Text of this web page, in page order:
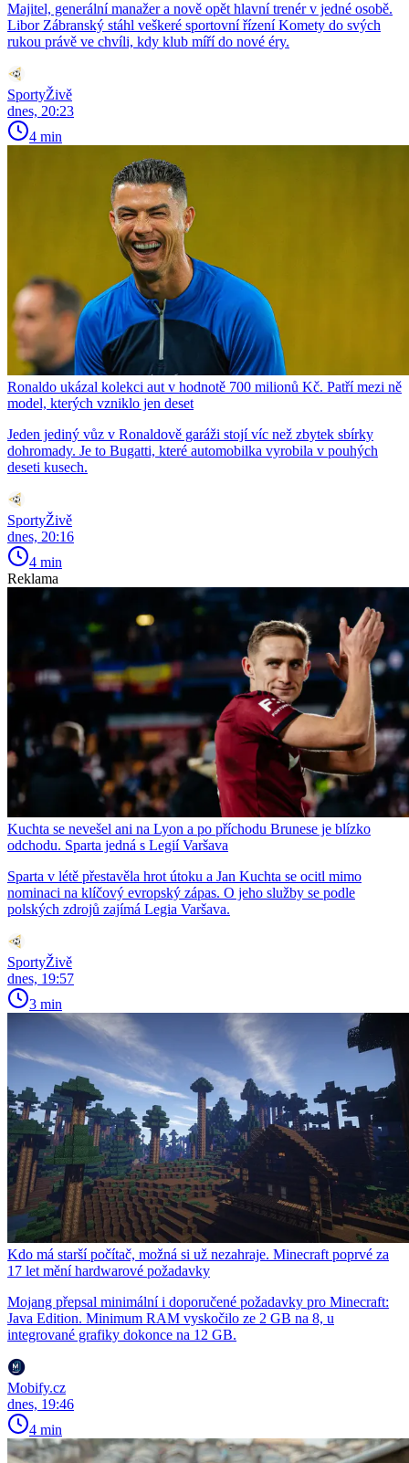
Majitel, generální manažer a nově opět hlavní trenér v jedné osobě.
Libor Zábranský stáhl veškeré sportovní řízení Komety do svých
rukou právě ve chvíli, kdy klub míří do nové éry.
SportyŽivě
dnes, 20:23
4 min
Ronaldo ukázal kolekci aut v hodnotě 700 milionů Kč. Patří mezi ně
model, kterých vzniklo jen deset
Jeden jediný vůz v Ronaldově garáži stojí víc než zbytek sbírky
dohromady. Je to Bugatti, které automobilka vyrobila v pouhých
deseti kusech.
SportyŽivě
dnes, 20:16
4 min
Reklama
Kuchta se nevešel ani na Lyon a po příchodu Brunese je blízko
odchodu. Sparta jedná s Legií Varšava
Sparta v létě přestavěla hrot útoku a Jan Kuchta se ocitl mimo
nominaci na klíčový evropský zápas. O jeho služby se podle
polských zdrojů zajímá Legia Varšava.
SportyŽivě
dnes, 19:57
3 min
Kdo má starší počítač, možná si už nezahraje. Minecraft poprvé za
17 let mění hardwarové požadavky
Mojang přepsal minimální i doporučené požadavky pro Minecraft:
Java Edition. Minimum RAM vyskočilo ze 2 GB na 8, u
integrované grafiky dokonce na 12 GB.
Mobify.cz
dnes, 19:46
4 min